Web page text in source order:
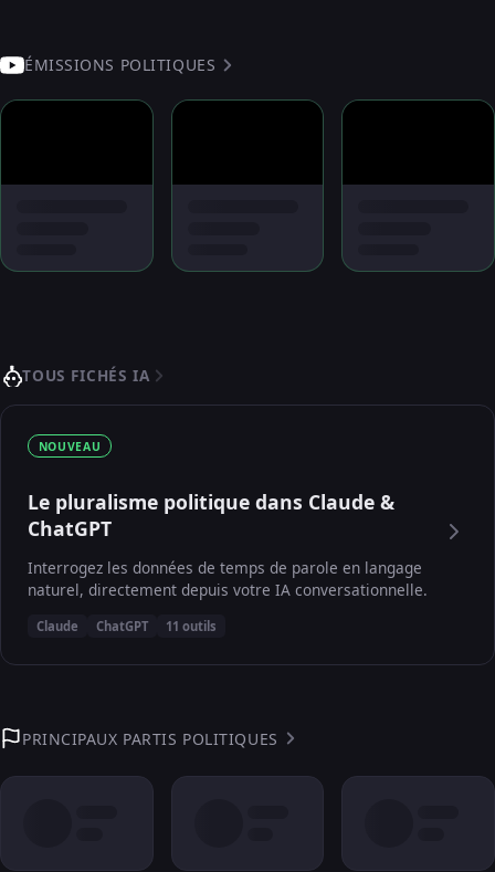
ÉMISSIONS POLITIQUES
TOUS FICHÉS IA
NOUVEAU
Le pluralisme politique dans Claude &
ChatGPT
Interrogez les données de temps de parole en langage
naturel, directement depuis votre IA conversationnelle.
Claude ChatGPT 11 outils
PRINCIPAUX PARTIS POLITIQUES